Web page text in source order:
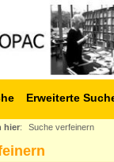
Erweiterte
hier: Suche verfeinern